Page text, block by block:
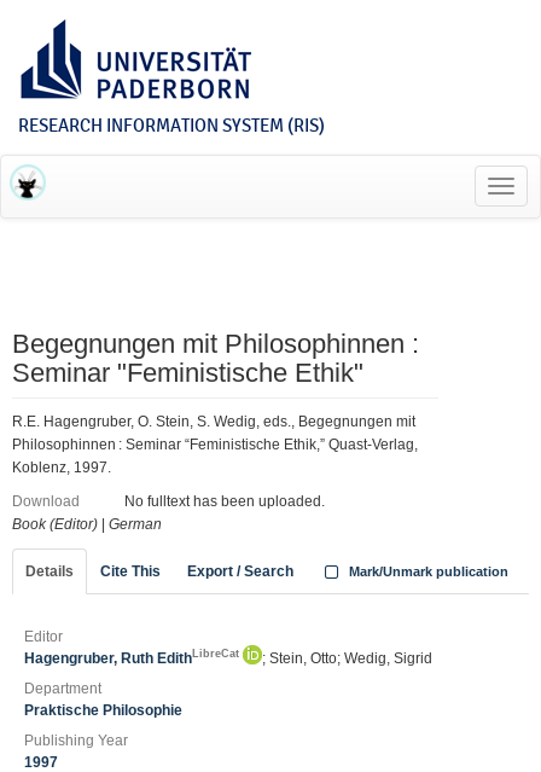
RESEARCH INFORMATION SYSTEM (RIS)
Begegnungen mit Philosophinnen :
Seminar "Feministische Ethik"
R.E. Hagengruber, O. Stein, S. Wedig, eds., Begegnungen mit
Philosophinnen : Seminar “Feministische Ethik,” Quast-Verlag,
Koblenz, 1997.
Download
No fulltext has been uploaded.
Book (Editor)
German
Details Cite This Export / Search Mark/Unmark publication
Editor
Hagengruber, Ruth Edith LibreCat
; Stein, Otto; Wedig, Sigrid
Department
Praktische Philosophie
Publishing Year
1997